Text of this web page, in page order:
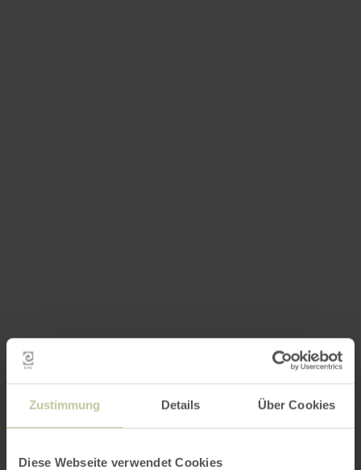
Zustimmung Details Über Cookies
Diese Webseite verwendet Cookies